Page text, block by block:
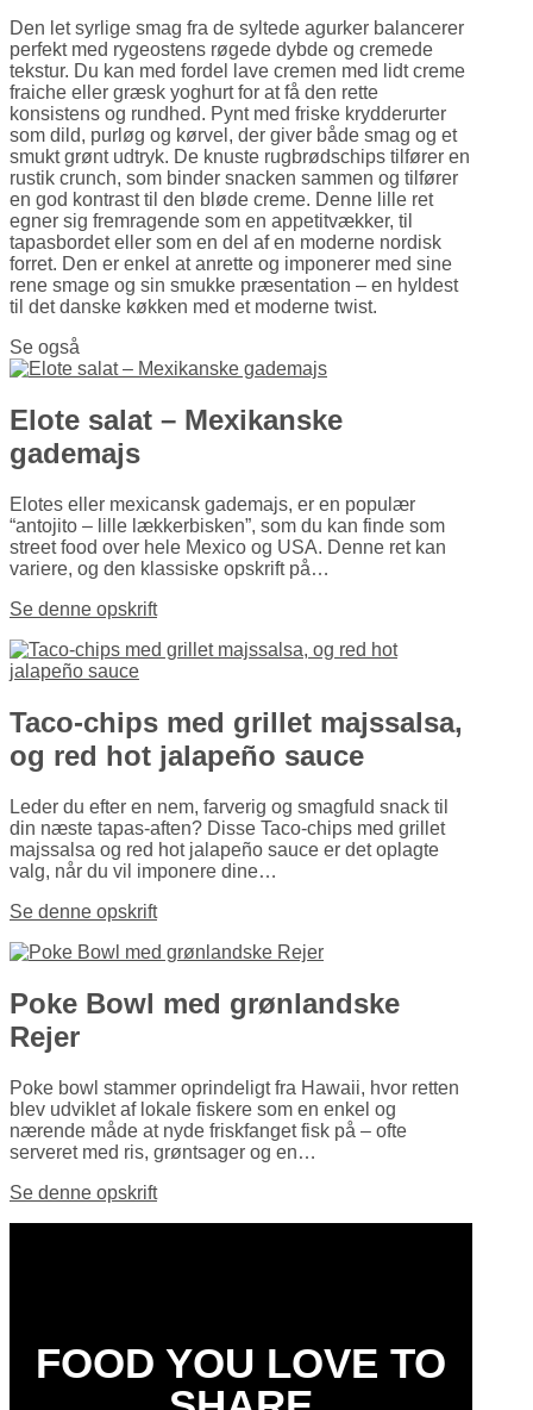
Den let syrlige smag fra de syltede agurker balancerer
perfekt med rygeostens røgede dybde og cremede
tekstur. Du kan med fordel lave cremen med lidt creme
fraiche eller græsk yoghurt for at få den rette
konsistens og rundhed. Pynt med friske krydderurter
som dild, purløg og kørvel, der giver både smag og et
smukt grønt udtryk. De knuste rugbrødschips tilfører en
rustik crunch, som binder snacken sammen og tilfører
en god kontrast til den bløde creme. Denne lille ret
egner sig fremragende som en appetitvækker, til
tapasbordet eller som en del af en moderne nordisk
forret. Den er enkel at anrette og imponerer med sine
rene smage og sin smukke præsentation – en hyldest
til det danske køkken med et moderne twist.
Se også
Elote salat – Mexikanske
gademajs
Elotes eller mexicansk gademajs, er en populær
“antojito – lille lækkerbisken”, som du kan finde som
street food over hele Mexico og USA. Denne ret kan
variere, og den klassiske opskrift på…
Se denne opskrift
Taco-chips med grillet majssalsa,
og red hot jalapeño sauce
Leder du efter en nem, farverig og smagfuld snack til
din næste tapas-aften? Disse Taco-chips med grillet
majssalsa og red hot jalapeño sauce er det oplagte
valg, når du vil imponere dine…
Se denne opskrift
Poke Bowl med grønlandske
Rejer
Poke bowl stammer oprindeligt fra Hawaii, hvor retten
blev udviklet af lokale fiskere som en enkel og
nærende måde at nyde friskfanget fisk på – ofte
serveret med ris, grøntsager og en…
Se denne opskrift
FOOD YOU LOVE TO